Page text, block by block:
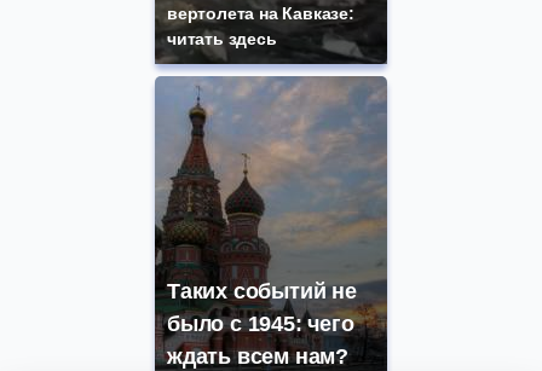
вертолета на Кавказе:
читать здесь
Таких событий не
было с 1945: чего
ждать всем нам?